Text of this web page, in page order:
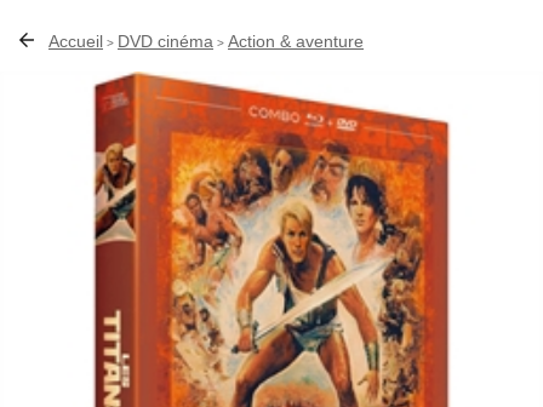
Accueil > DVD cinéma > Action & aventure